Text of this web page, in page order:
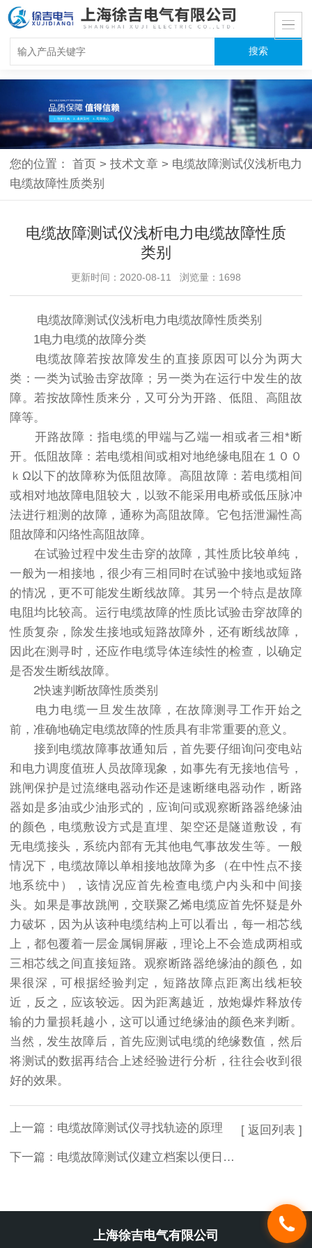
您的位置：首页 > 技术文章 > 电缆故障测试仪浅析电力
电缆故障性质类别
电缆故障测试仪浅析电力电缆故障性质
类别
更新时间：2020-08-11 浏览量：1698
电缆故障测试仪浅析电力电缆故障性质类别
1电力电缆的故障分类
电缆故障若按故障发生的直接原因可以分为两大
类：一类为试验击穿故障；另一类为在运行中发生的故
障。若按故障性质来分，又可分为开路、低阻、高阻故
障等。
开路故障：指电缆的甲端与乙端一相或者三相*断
开。低阻故障：若电缆相间或相对地绝缘电阻在１００
ｋΩ以下的故障称为低阻故障。高阻故障：若电缆相间
或相对地故障电阻较大，以致不能采用电桥或低压脉冲
法进行粗测的故障，通称为高阻故障。它包括泄漏性高
阻故障和闪络性高阻故障。
在试验过程中发生击穿的故障，其性质比较单纯，
一般为一相接地，很少有三相同时在试验中接地或短路
的情况，更不可能发生断线故障。其另一个特点是故障
电阻均比较高。运行电缆故障的性质比试验击穿故障的
性质复杂，除发生接地或短路故障外，还有断线故障，
因此在测寻时，还应作电缆导体连续性的检查，以确定
是否发生断线故障。
2快速判断故障性质类别
电力电缆一旦发生故障，在故障测寻工作开始之
前，准确地确定电缆故障的性质具有非常重要的意义。
接到电缆故障事故通知后，首先要仔细询问变电站
和电力调度值班人员故障现象，如事先有无接地信号，
跳闸保护是过流继电器动作还是速断继电器动作，断路
器如是多油或少油形式的，应询问或观察断路器绝缘油
的颜色，电缆敷设方式是直埋、架空还是隧道敷设，有
无电缆接头，系统内部有无其他电气事故发生等。一般
情况下，电缆故障以单相接地故障为多（在中性点不接
地系统中），该情况应首先检查电缆户内头和中间接
头。如果是事故跳闸，交联聚乙烯电缆应首先怀疑是外
力破坏，因为从该种电缆结构上可以看出，每一相芯线
上，都包覆着一层金属铜屏蔽，理论上不会造成两相或
三相芯线之间直接短路。观察断路器绝缘油的颜色，如
果很深，可根据经验判定，短路故障点距离出线柜较
近，反之，应该较远。因为距离越近，放炮爆炸释放传
输的力量损耗越小，这可以通过绝缘油的颜色来判断。
当然，发生故障后，首先应测试电缆的绝缘数值，然后
将测试的数据再结合上述经验进行分析，往往会收到很
好的效果。
上一篇： 电缆故障测试仪寻找轨迹的原理
下一篇： 电缆故障测试仪建立档案以便日常维护管理
[ 返回列表 ]
上海徐吉电气有限公司